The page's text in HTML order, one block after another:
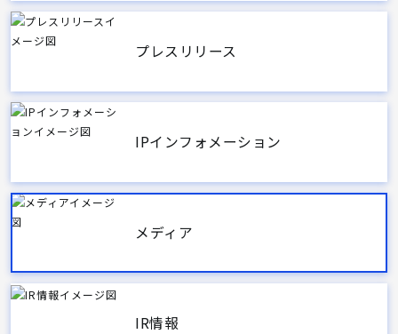
プレスリリース
IPインフォメーション
メディア
IR情報